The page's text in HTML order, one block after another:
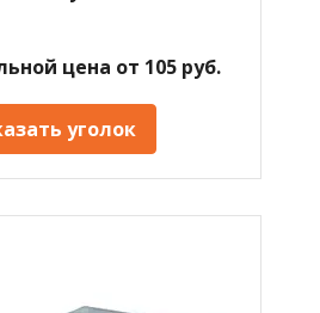
цена от 105 руб.
уголок